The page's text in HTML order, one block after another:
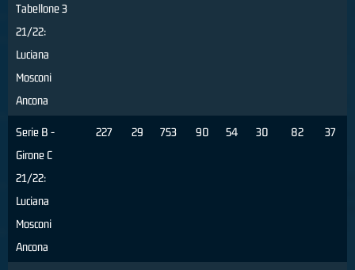
Tabellone 3
21/22:
Luciana
Mosconi
Ancona
Serie B -
Girone C
21/22:
Luciana
Mosconi
Ancona
227 29 753 90 54 30 82 37